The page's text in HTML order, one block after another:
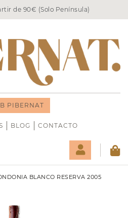
de 90€ (Solo Península)
PIBERNAT
BLOG CONTACTO
BLANCO RESERVA 2005